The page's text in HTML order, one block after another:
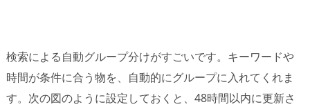
検索による自動グループ分けがすごいです。キーワードや
時間が条件に合う物を、自動的にグループに入れてくれま
す。次の図のように設定しておくと、48時間以内に更新さ